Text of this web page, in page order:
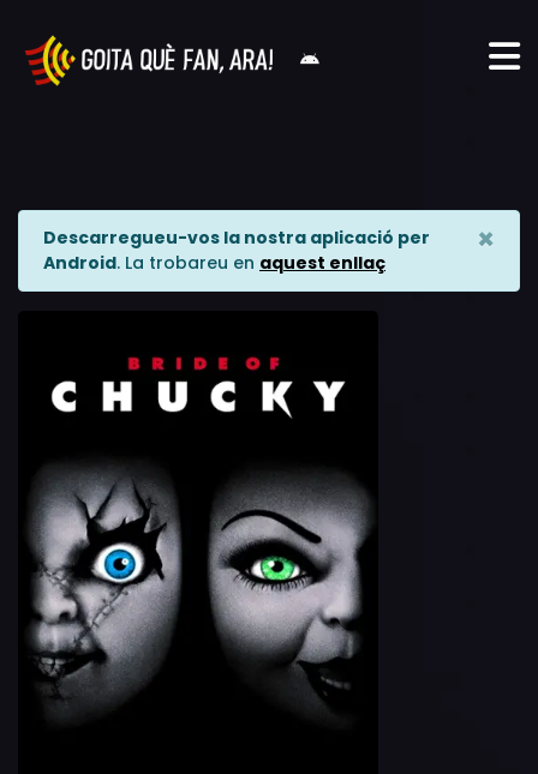
Descarregueu-vos la nostra aplicació per
Android. La trobareu en aquest enllaç
×